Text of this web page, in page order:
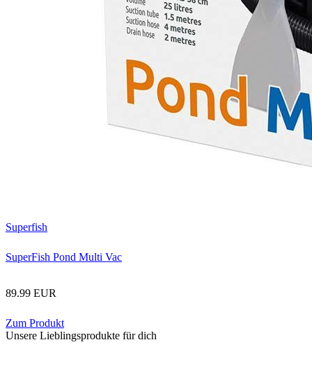
Superfish
SuperFish Pond Multi Vac
89.99 EUR
Zum Produkt
Unsere Lieblingsprodukte für dich